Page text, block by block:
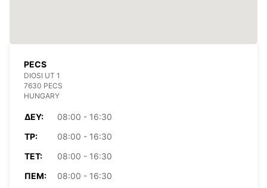
PECS
DIOSI UT 1
7630 PECS
HUNGARY
ΔΕΥ:
08:00 - 16:30
ΤΡ:
08:00 - 16:30
ΤΕΤ:
08:00 - 16:30
ΠΈΜ:
08:00 - 16:30